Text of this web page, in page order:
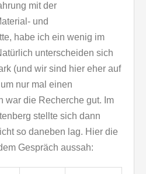
mit der
und
habe ich ein wenig im
unterscheiden sich
(und wir sind hier eher auf
nur mal einen
war die Recherche gut. Im
stellte sich dann
so daneben lag. Hier die
Gespräch aussah: